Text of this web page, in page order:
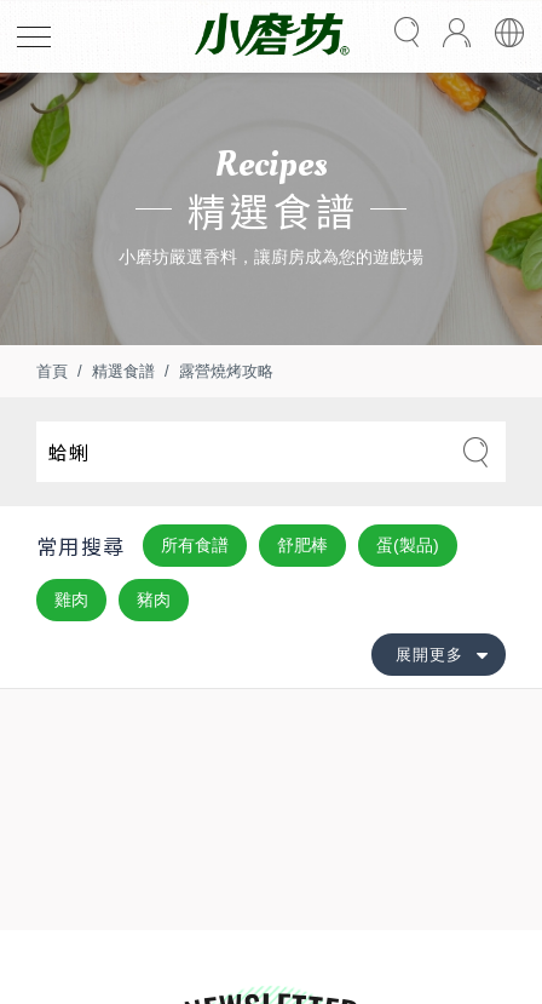
Recipes
精選食譜
小磨坊嚴選香料，讓廚房成為您的遊戲場
首頁 精選食譜 露營燒烤攻略
常用搜尋 所有食譜 舒肥棒 蛋(製品)
雞肉 豬肉
展開更多